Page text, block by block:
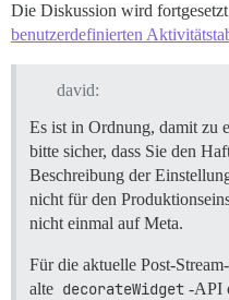
Die Diskussion wird
benutzerdefinierten
david:
Es ist in Ordnung, damit zu
bitte sicher, dass Sie den
Beschreibung der
nicht für den
nicht einmal auf Meta.
Für die aktuelle Post-
alte decorateWidget -API